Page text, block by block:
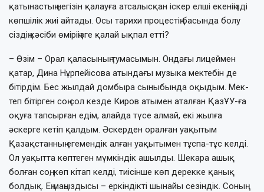
қатынастың не­гізін қалауға атсалысқан іскер елші еке­ніңізді
көпшілік жиі айтады. Осы тарихи про­цес­тің басында болу
сіздің кәсіби өмі­ріңіз­ге қалай ықпал етті?
– Өзім – Орал қаласының тумасымын. Он­дағы лицеймен
қатар, Дина Нұрпейі­сова атындағы музыка мектебін де
бітір­дім. Бес жылдай домбыра сыныбында оқы­дым. Мек­
теп бітірген соң сол кезде Киров аты­мен аталған ҚазҰУ-ға
оқуға тапсырған едім, алайда түсе алмай, екі жылға
әскерге кетіп қалдым. Әскерден оралған уақытым
Қазақстанның егемендік алған уақытымен тұспа-тұс келді.
Ол уақытта көптеген мүм­кін­дік ашылды. Шекара ашық
болған соң, көп кітап келді, тиісінше көп дерекке қа­нық
болдық. Ең маңыздысы – еркіндікті шы­найы сезіндік. Соның